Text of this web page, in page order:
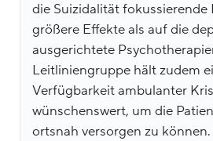
die Suizidalität
größere Effekte als auf die
ausgerichtete
Leitliniengruppe hält zudem
Verfügbarkeit ambulanter
wünschenswert, um die
ortsnah versorgen zu können.